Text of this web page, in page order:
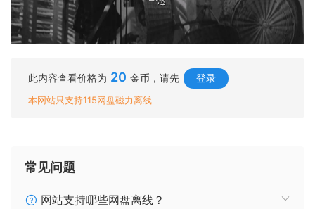
此内容查看价格为 20 金币，请先 登录
本网站只支持115网盘磁力离线
常见问题
网站支持哪些网盘离线？